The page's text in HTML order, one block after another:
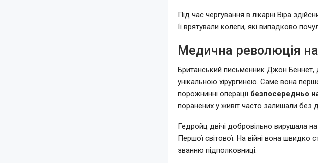
Під час чергування в лікарні Віра
Її врятували колеги, які випадково
Медична революція на
Британський письменник Джон Беннет,
унікальною хірургинею. Саме вона
порожнинні операції безпосередньо
поранених у живіт часто залишали без
Гедройц двічі добровільно вирушала
Першої світової. На війні вона швидко
званню підполковниці.